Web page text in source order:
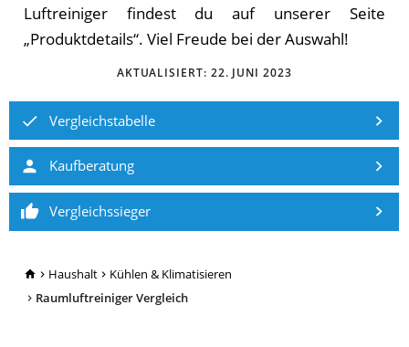
TopRatgeber24.de
Haushalt
Kühlen & Klimatisieren
Raumluftreiniger Vergleich
Luftreiniger findest du auf unserer Seite
„Produktdetails“. Viel Freude bei der Auswahl!
AKTUALISIERT: 22. JUNI 2023
Vergleichstabelle
Kaufberatung
Vergleichssieger